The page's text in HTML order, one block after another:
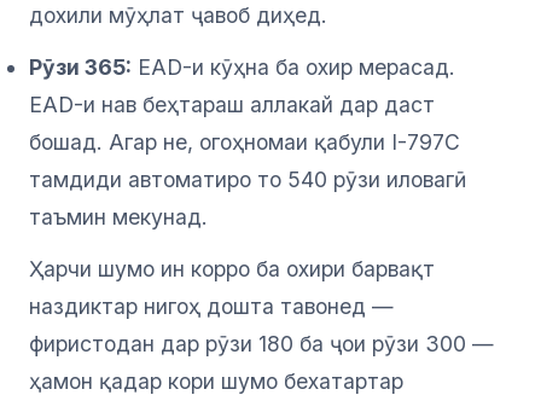
дохили мӯҳлат ҷавоб диҳед.
Рӯзи 365: EAD-и кӯҳна ба охир мерасад.
EAD-и нав беҳтараш аллакай дар даст
бошад. Агар не, огоҳномаи қабули I-797C
тамдиди автоматиро то 540 рӯзи иловагӣ
таъмин мекунад.
Ҳарчи шумо ин корро ба охири барвақт
наздиктар нигоҳ дошта тавонед —
фиристодан дар рӯзи 180 ба ҷои рӯзи 300 —
ҳамон қадар кори шумо бехатартар